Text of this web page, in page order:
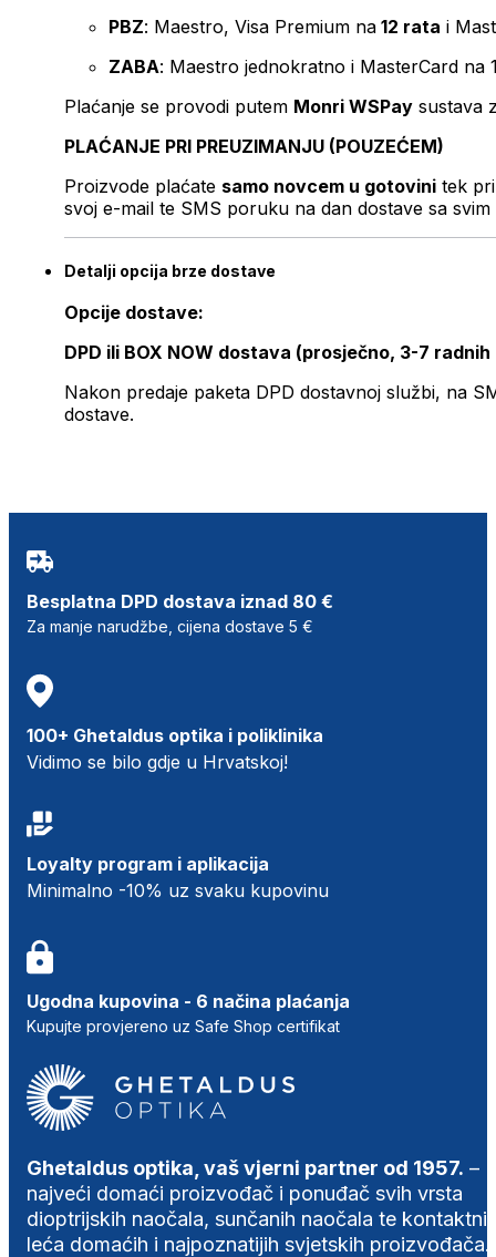
PBZ: Maestro, Visa Premium na 12 rata i
ZABA: Maestro jednokratno i MasterCard na
Plaćanje se provodi putem Monri WSPay sustava
PLAĆANJE PRI PREUZIMANJU (POUZEĆEM)
Proizvode plaćate samo novcem u gotovini tek
svoj e-mail te SMS poruku na dan dostave sa svim
Detalji opcija brze dostave
Opcije dostave:
DPD ili BOX NOW dostava (prosječno, 3-7 radnih
Nakon predaje paketa DPD dostavnoj službi, na
dostave.
Besplatna DPD dostava iznad 80 €
Za manje narudžbe, cijena dostave 5 €
100+ Ghetaldus optika i poliklinika
Vidimo se bilo gdje u Hrvatskoj!
Loyalty program i aplikacija
Minimalno -10% uz svaku kupovinu
Ugodna kupovina - 6 načina plaćanja
Kupujte provjereno uz Safe Shop certifikat
Ghetaldus optika, vaš vjerni partner od 1957. –
najveći domaći proizvođač i ponuđač svih vrsta
dioptrijskih naočala, sunčanih naočala te
leća domaćih i najpoznatijih svjetskih proizvođača.